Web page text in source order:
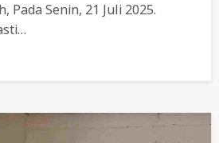
Pada Senin, 21 Juli 2025.